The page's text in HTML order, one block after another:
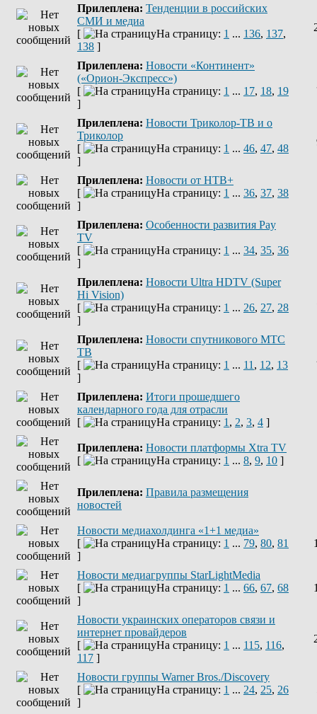
Прилеплена: Тенденции в российских
СМИ и медиа
[
На страницу: 1 ... 136, 137,
138 ]
Прилеплена: Новости «Континент»
(«Орион-Экспресс»)
[
На страницу: 1 ... 17, 18, 19
]
Прилеплена: Новости Триколор-ТВ и о
Триколор
[
На страницу: 1 ... 46, 47, 48
]
Прилеплена: Новости от НТВ+
[
На страницу: 1 ... 36, 37, 38
]
Прилеплена: Оcобенности развития Pay
TV
[
На страницу: 1 ... 34, 35, 36
]
Прилеплена: Новости Ultra HDTV (Super
Hi Vision)
[
На страницу: 1 ... 26, 27, 28
]
Прилеплена: Новости спутникового МТС
ТВ
[
На страницу: 1 ... 11 , 12, 13
]
Прилеплена: Итоги прошедшего
календарного года для отрасли
[
На страницу: 1 , 2, 3, 4 ]
Прилеплена: Новости платформы Xtra TV
[
На страницу: 1 ... 8, 9, 10 ]
Прилеплена: Правила размещения
новостей
Новости медиахолдинга «1+1 медиа»
[
На страницу: 1 ... 79, 80, 81
]
Новости медиагруппы StarLightMedia
[
На страницу: 1 ... 66, 67, 68
]
Новости украинских операторов связи и
интернет провайдеров
[
На страницу: 1 ... 115, 116,
117 ]
Новости группы Warner Bros./Discovery
[
На страницу: 1 ... 24, 25, 26
]